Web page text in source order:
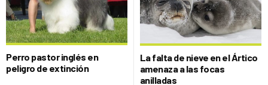
Perro pastor inglés en
peligro de extinción
La falta de nieve en el Ártico
amenaza a las focas
anilladas